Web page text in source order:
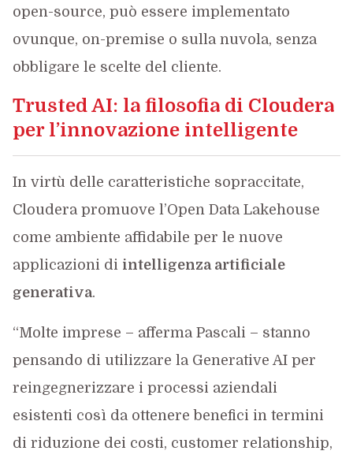
open-source, può essere implementato
ovunque, on-premise o sulla nuvola, senza
obbligare le scelte del cliente.
Trusted AI: la filosofia di Cloudera
per l’innovazione intelligente
In virtù delle caratteristiche sopraccitate,
Cloudera promuove l’Open Data Lakehouse
come ambiente affidabile per le nuove
applicazioni di intelligenza artificiale
generativa.
“Molte imprese – afferma Pascali – stanno
pensando di utilizzare la Generative AI per
reingegnerizzare i processi aziendali
esistenti così da ottenere benefici in termini
di riduzione dei costi, customer relationship,